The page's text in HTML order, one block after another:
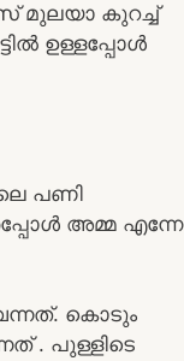
മുലയാ കുറച്ച്
ഉള്ളപ്പോൾ
പണി
അമ്മ എന്നേ
കൊടും
. പുള്ളിടെ